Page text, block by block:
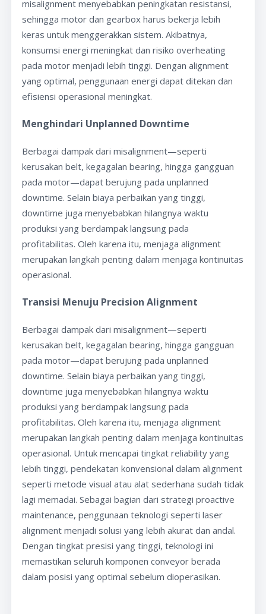
misalignment menyebabkan peningkatan resistansi,
sehingga motor dan gearbox harus bekerja lebih
keras untuk menggerakkan sistem. Akibatnya,
konsumsi energi meningkat dan risiko overheating
pada motor menjadi lebih tinggi. Dengan alignment
yang optimal, penggunaan energi dapat ditekan dan
efisiensi operasional meningkat.
Menghindari Unplanned Downtime
Berbagai dampak dari misalignment—seperti
kerusakan belt, kegagalan bearing, hingga gangguan
pada motor—dapat berujung pada unplanned
downtime. Selain biaya perbaikan yang tinggi,
downtime juga menyebabkan hilangnya waktu
produksi yang berdampak langsung pada
profitabilitas. Oleh karena itu, menjaga alignment
merupakan langkah penting dalam menjaga kontinuitas
operasional.
Transisi Menuju Precision Alignment
Berbagai dampak dari misalignment—seperti
kerusakan belt, kegagalan bearing, hingga gangguan
pada motor—dapat berujung pada unplanned
downtime. Selain biaya perbaikan yang tinggi,
downtime juga menyebabkan hilangnya waktu
produksi yang berdampak langsung pada
profitabilitas. Oleh karena itu, menjaga alignment
merupakan langkah penting dalam menjaga kontinuitas
operasional. Untuk mencapai tingkat reliability yang
lebih tinggi, pendekatan konvensional dalam alignment
seperti metode visual atau alat sederhana sudah tidak
lagi memadai. Sebagai bagian dari strategi proactive
maintenance, penggunaan teknologi seperti laser
alignment menjadi solusi yang lebih akurat dan andal.
Dengan tingkat presisi yang tinggi, teknologi ini
memastikan seluruh komponen conveyor berada
dalam posisi yang optimal sebelum dioperasikan.